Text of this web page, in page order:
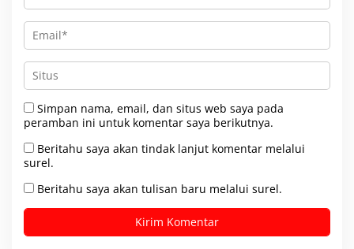
Simpan nama, email, dan situs web saya pada
peramban ini untuk komentar saya berikutnya.
Beritahu saya akan tindak lanjut komentar melalui
surel.
Beritahu saya akan tulisan baru melalui surel.